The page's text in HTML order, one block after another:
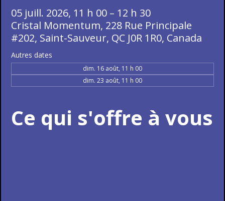
05 juill. 2026, 11 h 00 – 12 h 30
Cristal Momentum, 228 Rue Principale
#202, Saint-Sauveur, QC J0R 1R0, Canada
Autres dates
dim. 16 août, 11 h 00
dim. 23 août, 11 h 00
Ce qui s'offre à vous